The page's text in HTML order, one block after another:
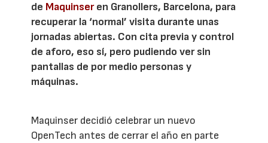
de Maquinseren Granollers, Barcelona, para
recuperar la ‘normal’ visita durante unas
jornadas abiertas. Con cita previa y control
de aforo, eso sí, pero pudiendo ver sin
pantallas de por medio personas y
máquinas.
Maquinser decidió celebrar un nuevo
OpenTech antes de cerrar el año en parte